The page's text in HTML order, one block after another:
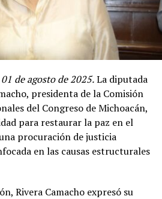
de agosto de 2025.La diputada
presidenta de la Comisión
del Congreso de Michoacán,
para restaurar la paz en el
procuración de justicia
en las causas estructurales
Rivera Camacho expresó su